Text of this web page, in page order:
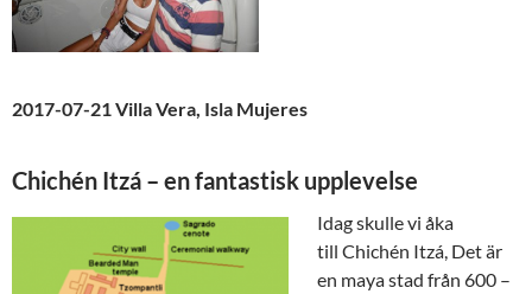
2017-07-21 Villa Vera, Isla Mujeres
Chichén Itzá – en fantastisk upplevelse
Idag skulle vi åka
till Chichén Itzá, Det är
en maya stad från 600 –